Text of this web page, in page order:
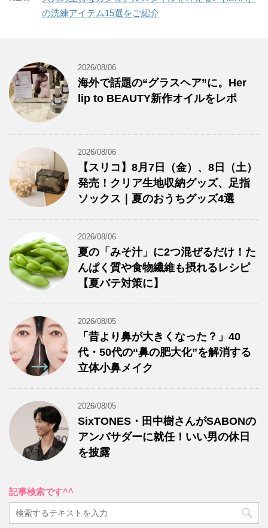
の洗練アイテム15選をご紹介
2026/08/06
海外で話題の“グラスヘア”に。Her
lip to BEAUTY新作オイルをレポ
2026/08/06
【スリコ】8月7日（金）、8日（土）
発売！クリア生地収納グッズ、足指
ソックス｜夏のおうちグッズ4選
2026/08/06
夏の「みそ汁」に2つ混ぜるだけ！た
んぱく質や食物繊維も摂れるレシピ
【夏バテ対策に】
2026/08/05
「昔より鼻が大きくなった？」40
代・50代の“鼻の肥大化”を解消する
立体小鼻メイク
2026/08/05
SixTONES・田中樹さんがSABONの
アンバサダーに就任！いい男の休日
を披露
記事検索です^^